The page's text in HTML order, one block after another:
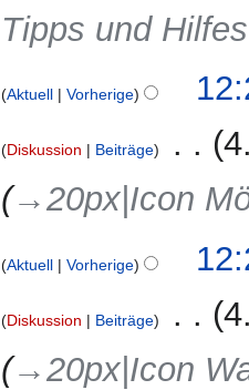
a
s
u
g
Tipps und
Aktuell Vorherige
Diskussion Beiträge
→‎20px|Icon
Aktuell Vorherige
Diskussion Beiträge
→‎20px|Icon